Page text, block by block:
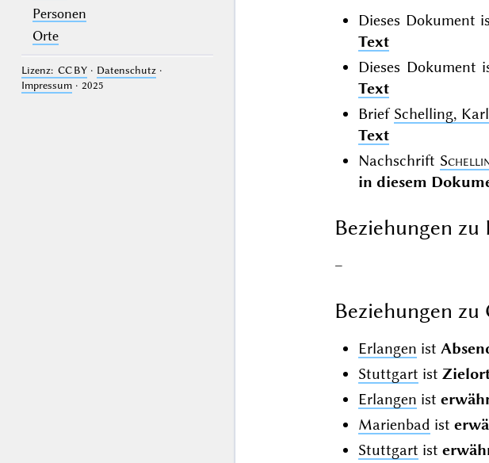
Personen
Orte
Lizenz: CC BY· Datenschutz·
Impressum· 2025
Dieses Dokument
Text
Dieses Dokument
Text
Brief Schelling,
Text
Nachschrift
in diesem
Beziehungen
–
Beziehungen zu
Erlangen ist
Stuttgart ist
Erlangen ist
Marienbad ist
Stuttgart ist